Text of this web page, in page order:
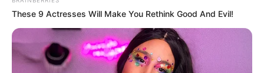
These 9 Actresses Will Make You Rethink Good And Evil!